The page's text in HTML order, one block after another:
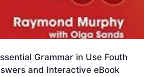
Grammar in Use Fouth
and Interactive eBook